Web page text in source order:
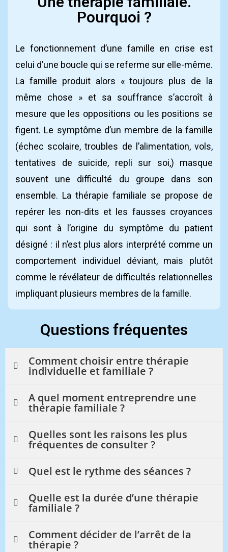
Pourquoi ?
Le fonctionnement d’une famille en crise est
celui d’une boucle qui se referme sur elle-même.
La famille produit alors « toujours plus de la
même chose » et sa souffrance s’accroît à
mesure que les oppositions ou les positions se
figent. Le symptôme d’un membre de la famille
(échec scolaire, troubles de l’alimentation, vols,
tentatives de suicide, repli sur soi,) masque
souvent une difficulté du groupe dans son
ensemble. La thérapie familiale se propose de
repérer les non-dits et les fausses croyances
qui sont à l’origine du symptôme du patient
désigné : il n’est plus alors interprété comme un
comportement individuel déviant, mais plutôt
comme le révélateur de difficultés relationnelles
impliquant plusieurs membres de la famille.
Questions fréquentes
Comment choisir entre thérapie
individuelle et familiale ?
A quel moment entreprendre une
thérapie familiale ?
Quelles sont les raisons les plus
fréquentes de consulter ?
Quel est le rythme des séances ?
Quelle est la durée d’une thérapie
familiale ?
Comment décider de l’arrêt de la
thérapie ?